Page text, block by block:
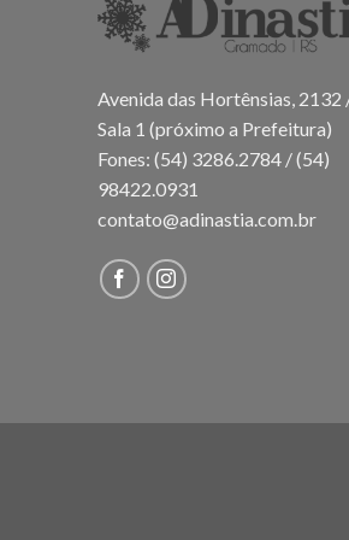
Avenida das Hortênsias, 2132
Sala 1 (próximo a Prefeitura)
Fones: (54) 3286.2784 / (54)
98422.0931
contato@adinastia.com.br